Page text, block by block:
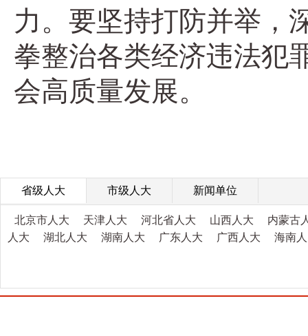
力。要坚持打防并举，
拳整治各类经济违法犯
会高质量发展。
省级人大 市级人大 新闻单位
北京市人大 天津人大 河北省人大 山西人大
内蒙古
人大
湖北人大 湖南人大 广东人大 广西人大 海南